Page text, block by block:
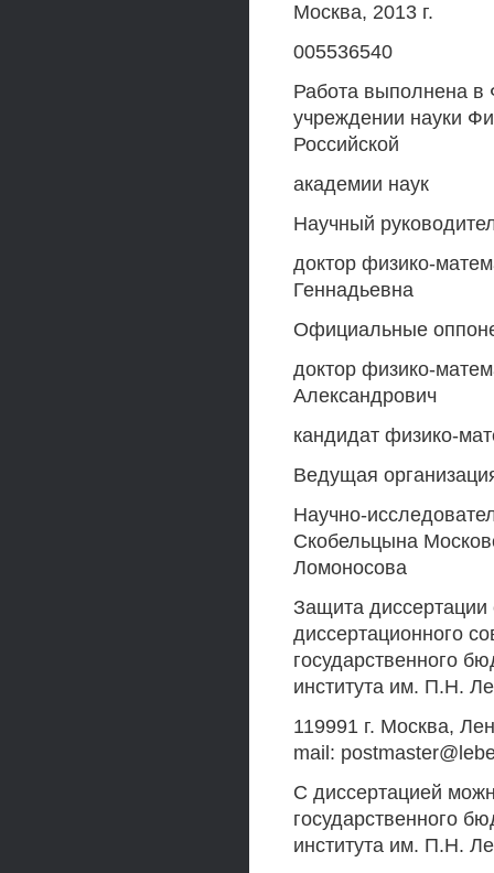
Москва, 2013 г.
005536540
Работа выполнена в
учреждении науки
Российской
академии наук
Научный
доктор физико-
Геннадьевна
Официальные
доктор физико-
Александрович
кандидат физико-
Ведущая
Научно-
Скобельцына
Ломоносова
Защита диссертации
диссертационного
государственного
института им. П.Н.
119991 г. Москва,
mail:
С диссертацией
государственного
института им. П.Н.